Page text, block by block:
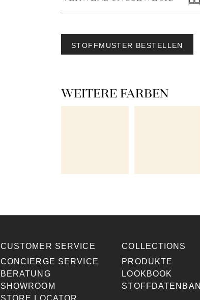
STOFFMUSTER BESTELLEN
WEITERE FARBEN
CUSTOMER SERVICE
CONCIERGE SERVICE
BERATUNG
SHOWROOM
STORE LOCATOR
COLLECTIONS
PRODUKTE
LOOKBOOK